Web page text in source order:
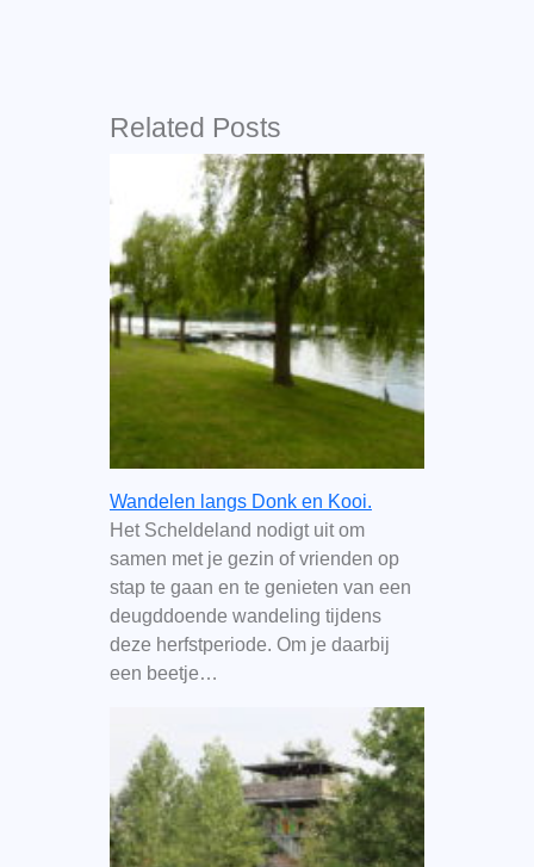
Related Posts
Wandelen langs Donk en Kooi.
Het Scheldeland nodigt uit om
samen met je gezin of vrienden op
stap te gaan en te genieten van een
deugddoende wandeling tijdens
deze herfstperiode. Om je daarbij
een beetje…